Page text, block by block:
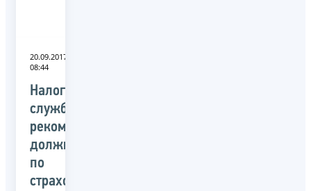
20.09.2017
08:44
Налоговая
служба
рекомендует
должникам
по
страховым